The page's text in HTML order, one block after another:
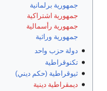
جمهورية برلمانية
جمهورية اشتراكية
جمهورية رأسمالية
جمهورية وراثية
دولة حزب واحد
تكنوقراطية
ثيوقراطية (حكم ديني)
ديمقراطية دينية